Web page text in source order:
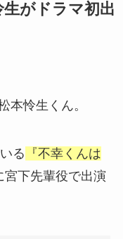
がドラマ初出
本怜生くん。
る 『不幸くんは
宮下先輩役で出演